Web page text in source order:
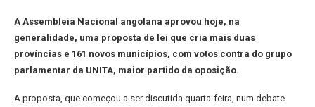
A Assembleia Nacional angolana aprovou hoje, na
generalidade, uma proposta de lei que cria mais duas
províncias e 161 novos municípios, com votos contra do grupo
parlamentar da UNITA, maior partido da oposição.
A proposta, que começou a ser discutida quarta-feira, num debate